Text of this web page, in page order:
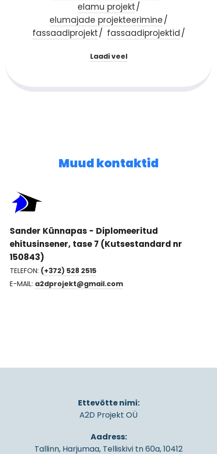
elamu projekt
elumajade projekteerimine
fassaadiprojekt
fassaadiprojektid
Laadi veel
Muud kontaktid
Sander Künnapas - Diplomeeritud
ehitusinsener, tase 7 (Kutsestandard nr
150843)
TELEFON: (+372) 528 2515
E-MAIL: a2dprojekt@gmail.com
Ettevõtte nimi:
A2D Projekt OÜ
Aadress:
Tallinn, Harjumaa, Telliskivi tn 60a, 10412